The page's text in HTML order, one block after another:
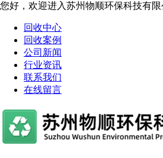
您好，欢迎进入苏州物顺环保科技有限
回收中心
回收案例
公司新闻
行业资讯
联系我们
在线留言